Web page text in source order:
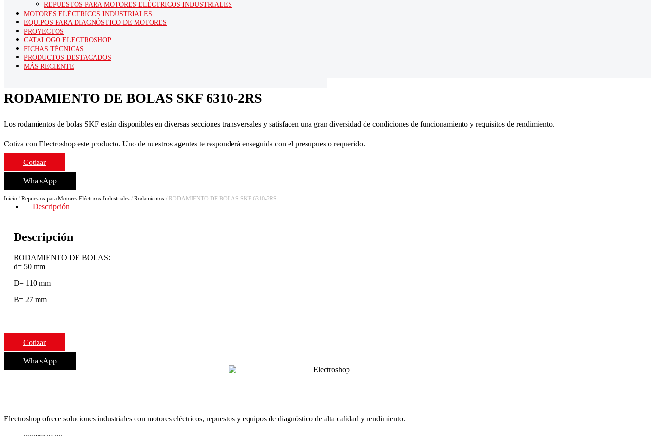
REPUESTOS PARA MOTORES ELÉCTRICOS INDUSTRIALES
MOTORES ELÉCTRICOS INDUSTRIALES
EQUIPOS PARA DIAGNÓSTICO DE MOTORES
PROYECTOS
CATÁLOGO ELECTROSHOP
FICHAS TÉCNICAS
PRODUCTOS DESTACADOS
MÁS RECIENTE
RODAMIENTO DE BOLAS SKF 6310-2RS
Los rodamientos de bolas SKF están disponibles en diversas secciones transversales y satisfacen una gran diversidad de condiciones de funcionamiento y requisitos de rendimiento.
Cotiza con Electroshop este producto. Uno de nuestros agentes te responderá enseguida con el presupuesto requerido.
Cotizar
WhatsApp
Inicio / Repuestos para Motores Eléctricos Industriales / Rodamientos / RODAMIENTO DE BOLAS SKF 6310-2RS
Descripción
Descripción
RODAMIENTO DE BOLAS:
d= 50 mm
D= 110 mm
B= 27 mm
Cotizar
WhatsApp
Electroshop ofrece soluciones industriales con motores eléctricos, repuestos y equipos de diagnóstico de alta calidad y rendimiento.